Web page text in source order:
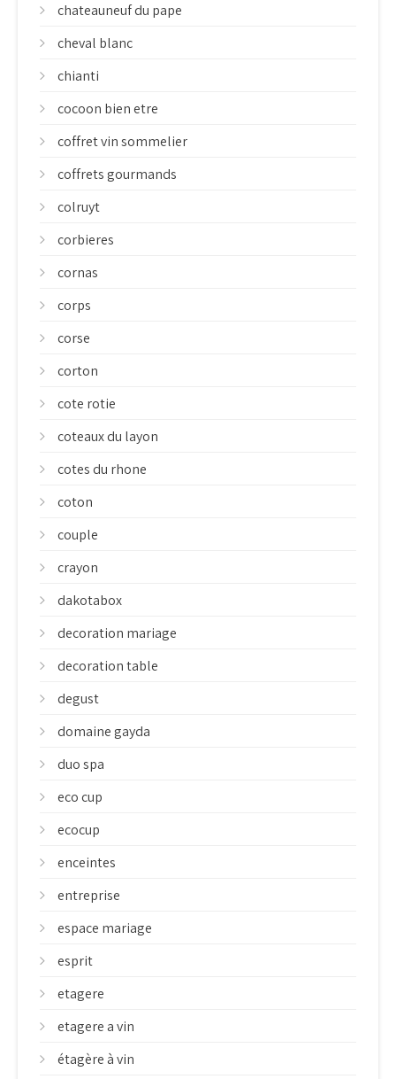
chateauneuf du pape
cheval blanc
chianti
cocoon bien etre
coffret vin sommelier
coffrets gourmands
colruyt
corbieres
cornas
corps
corse
corton
cote rotie
coteaux du layon
cotes du rhone
coton
couple
crayon
dakotabox
decoration mariage
decoration table
degust
domaine gayda
duo spa
eco cup
ecocup
enceintes
entreprise
espace mariage
esprit
etagere
etagere a vin
étagère à vin